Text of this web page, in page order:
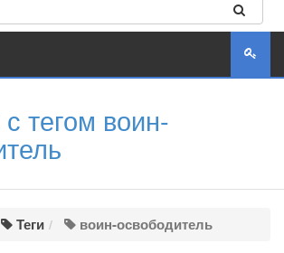
тегом воин-
Теги воин-освободитель